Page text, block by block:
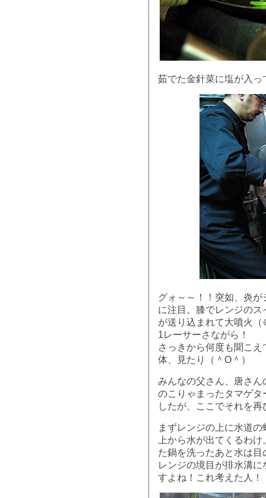
茹でた金針菜に塩が入っ
グォ～～！！突如、炎
に注目。膝でレンジの
が送り込まれて大噴火
1レーサーさながら！
さっきから何度も聞こ
体、見たり（＾O＾）
みんなの父さん、唐さ
のこりゃまったタマゲ
したが、ここでそれを
まずレンジの上に水道
上から水が出てくるわ
た鍋を洗ったあと水は
レンジの境目が排水溝
すよね！これ考えた人！